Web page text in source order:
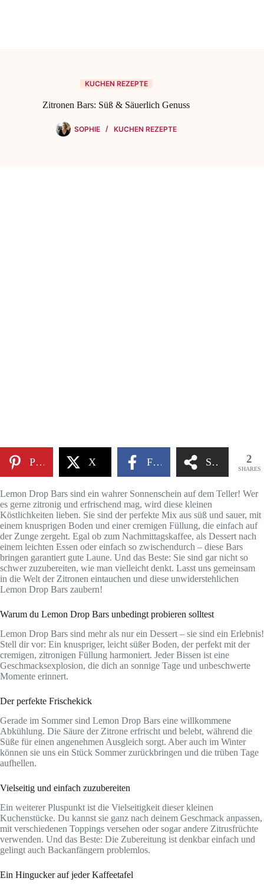
KUCHEN REZEPTE
Zitronen Bars: Süß & Säuerlich Genuss
SOPHIE KUCHEN REZEPTE
Pinterest X Facebook Share 2
SHARES
Lemon Drop Bars sind ein wahrer Sonnenschein auf dem Teller! Wer
es gerne zitronig und erfrischend mag, wird diese kleinen
Köstlichkeiten lieben. Sie sind der perfekte Mix aus süß und sauer, mit
einem knusprigen Boden und einer cremigen Füllung, die einfach auf
der Zunge zergeht. Egal ob zum Nachmittagskaffee, als Dessert nach
einem leichten Essen oder einfach so zwischendurch – diese Bars
bringen garantiert gute Laune. Und das Beste: Sie sind gar nicht so
schwer zuzubereiten, wie man vielleicht denkt. Lasst uns gemeinsam
in die Welt der Zitronen eintauchen und diese unwiderstehlichen
Lemon Drop Bars zaubern!
Warum du Lemon Drop Bars unbedingt probieren solltest
Lemon Drop Bars sind mehr als nur ein Dessert – sie sind ein Erlebnis!
Stell dir vor: Ein knuspriger, leicht süßer Boden, der perfekt mit der
cremigen, zitronigen Füllung harmoniert. Jeder Bissen ist eine
Geschmacksexplosion, die dich an sonnige Tage und unbeschwerte
Momente erinnert.
Der perfekte Frischekick
Gerade im Sommer sind Lemon Drop Bars eine willkommene
Abkühlung. Die Säure der Zitrone erfrischt und belebt, während die
Süße für einen angenehmen Ausgleich sorgt. Aber auch im Winter
können sie uns ein Stück Sommer zurückbringen und die trüben Tage
aufhellen.
Vielseitig und einfach zuzubereiten
Ein weiterer Pluspunkt ist die Vielseitigkeit dieser kleinen
Kuchenstücke. Du kannst sie ganz nach deinem Geschmack anpassen,
mit verschiedenen Toppings versehen oder sogar andere Zitrusfrüchte
verwenden. Und das Beste: Die Zubereitung ist denkbar einfach und
gelingt auch Backanfängern problemlos.
Ein Hingucker auf jeder Kaffeetafel